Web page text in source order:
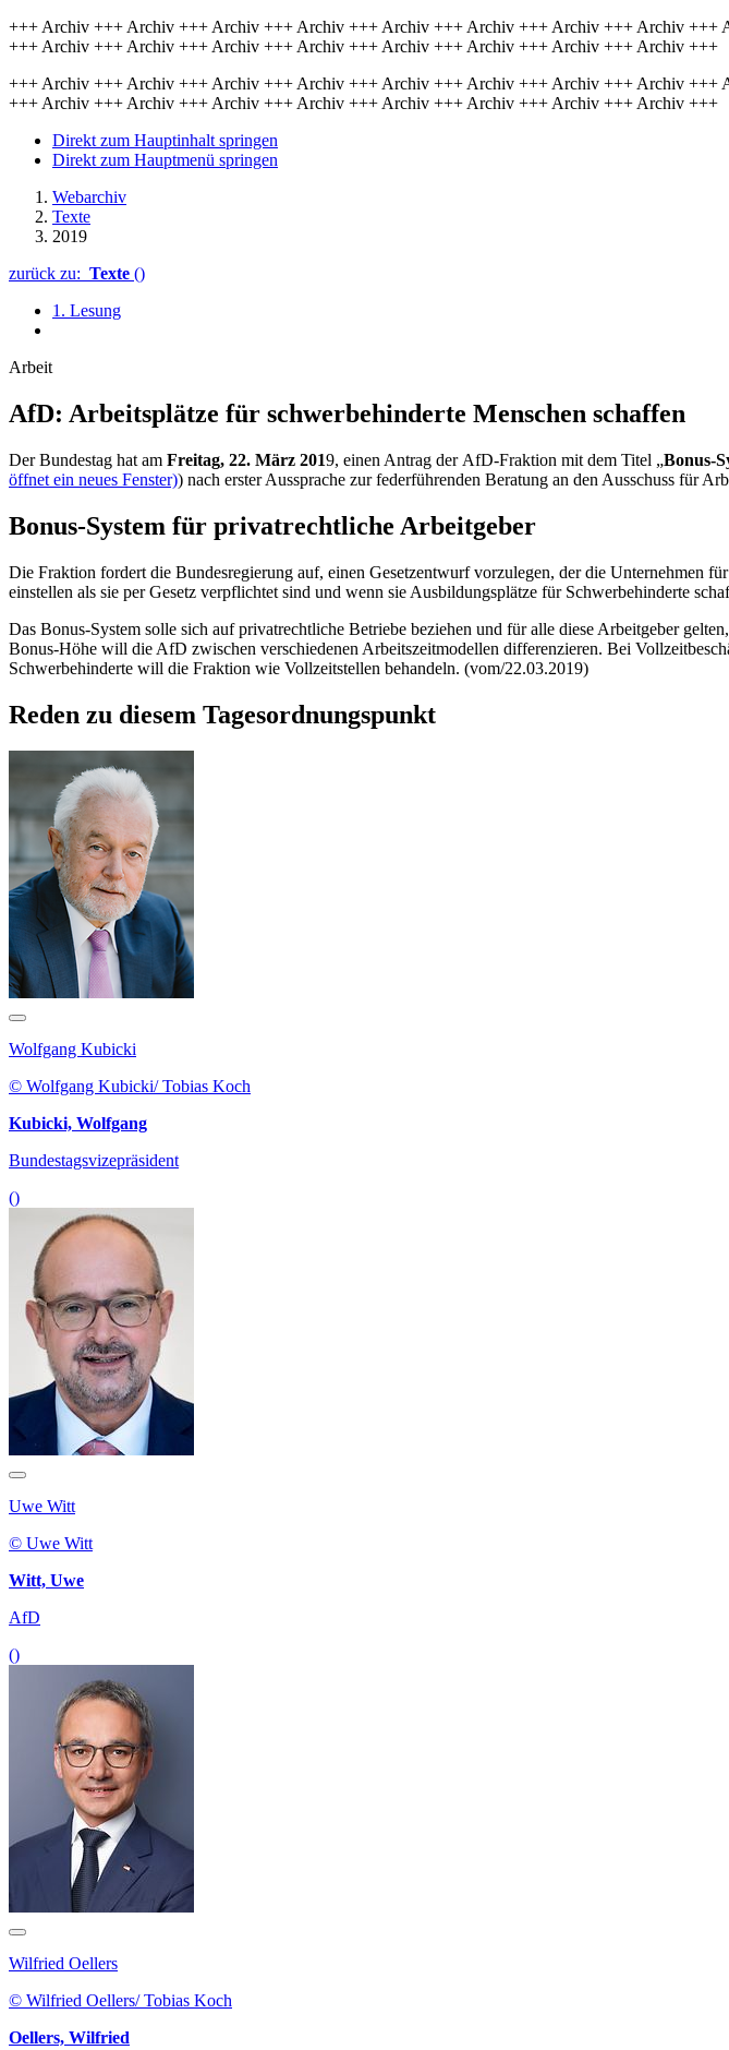
+++ Archiv +++ Archiv +++ Archiv +++ Archiv +++ Archiv +++ Archiv +++ Archiv +++ Archiv
+++ Archiv +++ Archiv +++ Archiv +++ Archiv +++ Archiv +++ Archiv +++ Archiv +++ Archiv +++
+++ Archiv +++ Archiv +++ Archiv +++ Archiv +++ Archiv +++ Archiv +++ Archiv +++ Archiv
+++ Archiv +++ Archiv +++ Archiv +++ Archiv +++ Archiv +++ Archiv +++ Archiv +++ Archiv +++
Direkt zum Hauptinhalt springen
Direkt zum Hauptmenü springen
Webarchiv
Texte
2019
zurück zu: Texte ()
1. Lesung
Arbeit
AfD: Arbeitsplätze für schwer­behin­derte Men­schen schaffen
Der Bundestag hat am Freitag, 22. März 2019, einen Antrag der AfD-Fraktion mit dem Titel „Bonus-
öffnet ein neues Fenster)) nach erster Aussprache zur federführenden Beratung an den Ausschuss für
Bonus-System für privatrechtliche Arbeitgeber
Die Fraktion fordert die Bundesregierung auf, einen Gesetzentwurf vorzulegen, der die Unternehmen
einstellen als sie per Gesetz verpflichtet sind und wenn sie Ausbildungsplätze für Schwerbehinderte
Das Bonus-System solle sich auf privatrechtliche Betriebe beziehen und für alle diese Arbeitgeber
Bonus-Höhe will die AfD zwischen verschiedenen Arbeitszeitmodellen differenzieren. Bei
Schwerbehinderte will die Fraktion wie Vollzeitstellen behandeln. (vom/22.03.2019)
Reden zu diesem Tagesordnungspunkt
Wolfgang Kubicki
© Wolfgang Kubicki/ Tobias Koch
Kubicki, Wolfgang
Bundestagsvizepräsident
()
Uwe Witt
© Uwe Witt
Witt, Uwe
AfD
()
Wilfried Oellers
© Wilfried Oellers/ Tobias Koch
Oellers, Wilfried